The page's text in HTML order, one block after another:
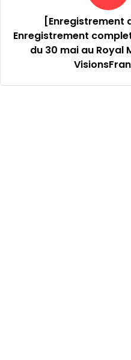
[Enregistrement
Enregistrement
du 30 mai au Royal